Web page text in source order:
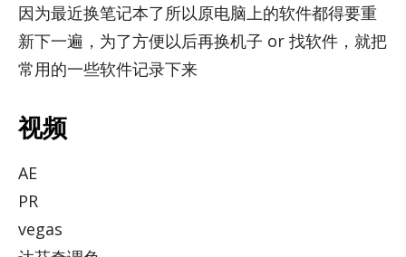
因为最近换笔记本了所以原电脑上的软件都得要重
新下一遍，为了方便以后再换机子 or 找软件，就把
常用的一些软件记录下来
视频
AE
PR
ve­gas